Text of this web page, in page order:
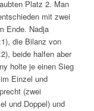
Platz 2. Man
mit zwei
Ende. Nadja
die Bilanz von
beide halfen aber
holte je einen Sieg
Einzel und
(zwei
und Doppel) und